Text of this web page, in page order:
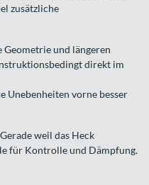
zusätzliche
Geometrie und längeren
direkt im
Unebenheiten vorne besser
weil das Heck
für Kontrolle und Dämpfung.